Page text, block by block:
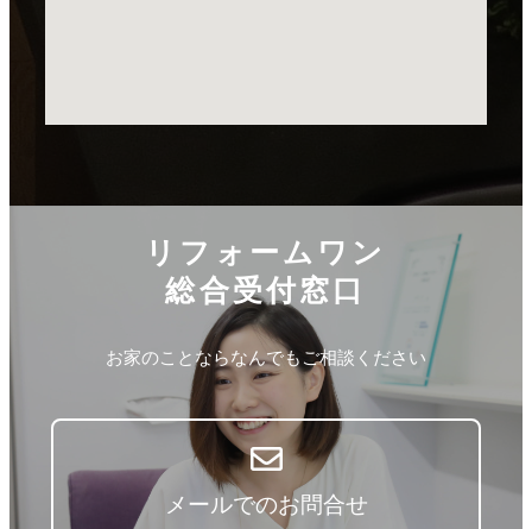
リフォームワン
総合受付窓口
お家のことならなんでもご相談ください
メールでのお問合せ